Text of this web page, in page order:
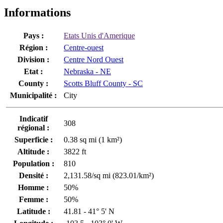
Informations
Pays :
Etats Unis d'Amerique
Région :
Centre-ouest
Division :
Centre Nord Ouest
Etat :
Nebraska - NE
County :
Scotts Bluff County - SC
Municipalité :
City
Indicatif
régional :
308
Superficie :
0.38 sq mi (1 km²)
Altitude :
3822 ft
Population :
810
Densité :
2,131.58/sq mi (823.01/km²)
Homme :
50%
Femme :
50%
Latitude :
41.81 - 41° 5' N